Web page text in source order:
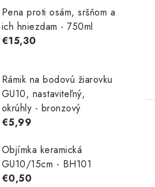
Pena proti osám, sršňom a
ich hniezdam - 750ml
€15,30
Rámik na bodovú žiarovku
GU10, nastaviteľný,
okrúhly - bronzový
€5,99
Objímka keramická
GU10/15cm - BH101
€0,50